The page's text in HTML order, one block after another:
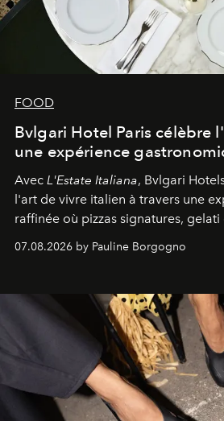
FOOD
Bvlgari Hotel Paris célèbre
une expérience
Avec L'Estate Italiana, Bvlgari
l'art de vivre italien à travers une
raffinée où pizzas signatures,
07.08.2026 by Pauline Borgogno